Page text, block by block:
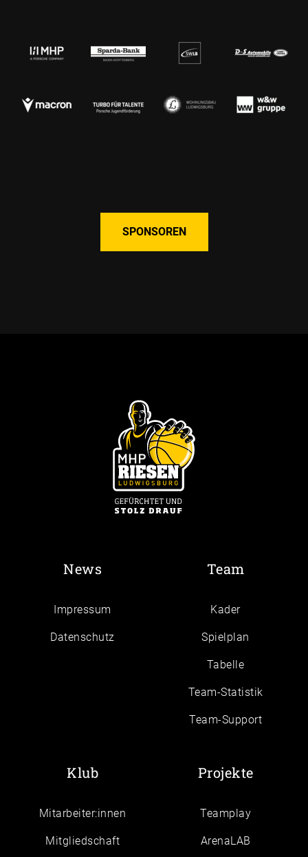
SPONSOREN
News
Impressum
Daten­schutz
Team
Kader
Spielplan
Tabelle
Team-Statistik
Team-Support
Klub
Mitarbeiter:innen
Mitgliedschaft
Projekte
Teamplay
ArenaLAB